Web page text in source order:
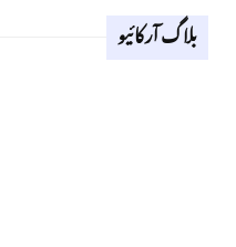
Apr 18, 2026
بلاگ آرکائیو